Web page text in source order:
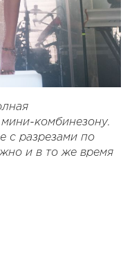
комбинезону.
с разрезами по
и в то же время